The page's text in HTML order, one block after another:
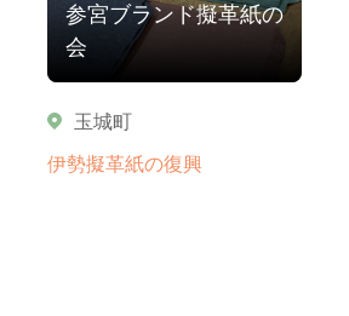
参宮ブランド擬革紙の
会
玉城町
伊勢擬革紙の復興